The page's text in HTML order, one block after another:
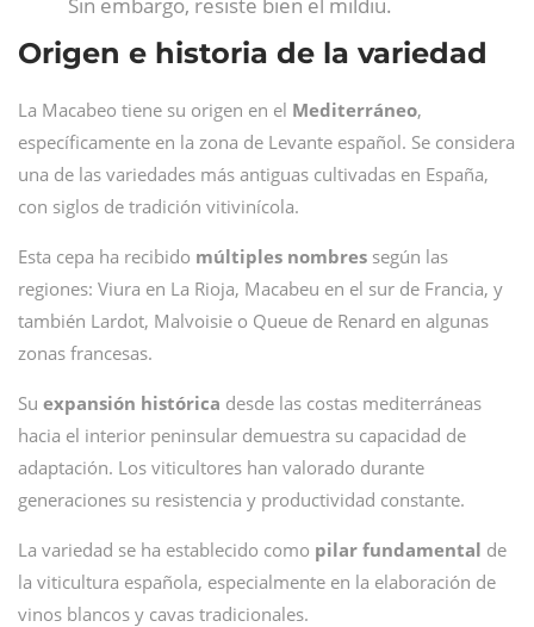
Origen e historia de la variedad
La Macabeo tiene su origen en el Mediterráneo,
específicamente en la zona de Levante español. Se considera
una de las variedades más antiguas cultivadas en España,
con siglos de tradición vitivinícola.
Esta cepa ha recibido múltiples nombres según las
regiones: Viura en La Rioja, Macabeu en el sur de Francia, y
también Lardot, Malvoisie o Queue de Renard en algunas
zonas francesas.
Su expansión histórica desde las costas mediterráneas
hacia el interior peninsular demuestra su capacidad de
adaptación. Los viticultores han valorado durante
generaciones su resistencia y productividad constante.
La variedad se ha establecido como pilar fundamental de
la viticultura española, especialmente en la elaboración de
vinos blancos y cavas tradicionales.